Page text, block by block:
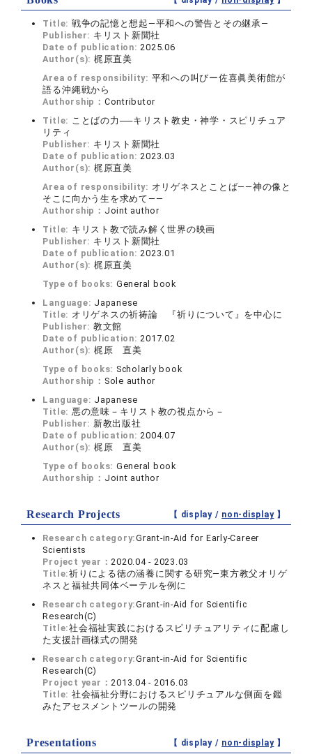
Title: 戦争の記憶と想起―平和への警告とその継承―
Publisher: キリスト新聞社
Date of publication:2025.06
Author(s): 梶原直美
Area of responsibility: 平和への叫びー佐喜眞美術館が
語る沖縄戦から
Authorship： Contributor
Title: ことばの力──キリスト教史・神学・スピリチュア
リティ
Publisher: キリスト新聞社
Date of publication:2023.03
Author(s): 梶原直美
Area of responsibility: オリゲネスとことば――神の像と
そこに向かう生を求めて――
Authorship： Joint author
Title: キリスト教で読み解く世界の映画
Publisher: キリスト新聞社
Date of publication:2023.01
Author(s): 梶原直美
Type of books: General book
Language: Japanese
Title: オリゲネスの祈祷論 『祈りについて』を中心に
Publisher: 教文館
Date of publication:2017.02
Author(s): 梶原 直美
Type of books: Scholarly book
Authorship： Sole author
Language: Japanese
Title: 悪の意味－キリスト教の視点から－
Publisher: 新教出版社
Date of publication:2004.07
Author(s): 梶原 直美
Type of books: General book
Authorship： Joint author
Research Projects 【 display / non-display】
Research category:Grant-in-Aid for Early-Career
Scientists
Project year：2020.04 - 2023.03
Title:祈りによる徳の涵養に関する研究―東方教父オリゲ
ネスと福祉共同体ベーテルを例に
Research category:Grant-in-Aid for Scientific
Research(C)
Title:社会福祉実践におけるスピリチュアリティに配慮し
た支援計画様式の開発
Research category:Grant-in-Aid for Scientific
Research(C)
Project year：2013.04 - 2016.03
Title: 社会福祉分野におけるスピリチュアルな側面を鑑
みたアセスメントツールの開発
Presentations 【 display / non-display】